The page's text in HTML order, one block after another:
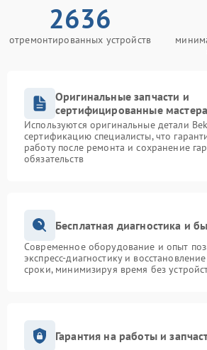
2636
отремонтированных устройств
Оригинальные запчасти и
сертифицированные мастера
Используются оригинальные детали
сертификацию специалисты, что
работу после ремонта и сохранение
обязательств
Бесплатная диагностика и
Современное оборудование и опыт
экспресс-диагностику и
сроки, минимизируя время без
Гарантия на работы и